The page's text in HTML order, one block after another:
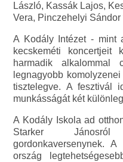
László, Kassák Lajos,
Vera, Pinczehelyi
A Kodály Intézet - mint
kecskeméti koncertjeit
harmadik alkalommal
legnagyobb
tisztelegve. A fesztivál
munkásságát két
A Kodály Iskola ad
Starker
gordonkaversenynek.
ország